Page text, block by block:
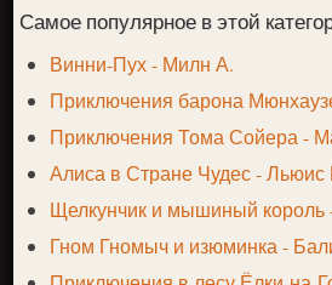
Самое популярное в этой
Винни-Пух - Милн А.
Приключения барона
Приключения Тома Сойера -
Алиса в Стране Чудес - Льюис
Щелкунчик и мышиный
Гном Гномыч и изюминка -